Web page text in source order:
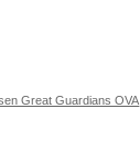
Great Guardians OVA